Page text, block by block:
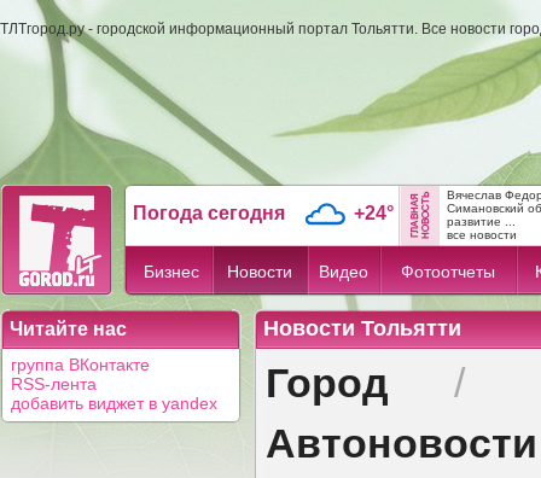
ТЛТгород.ру - городской информационный портал Тольятти. Все новости
Погода сегодня +24°
Вячеслав
Симановский
развитие ...
все новости
Бизнес Новости Видео Фотоотчеты
Читайте нас
группа ВКонтакте
RSS-лента
добавить виджет в yandex
Новости Тольятти
Город /
Автоновости